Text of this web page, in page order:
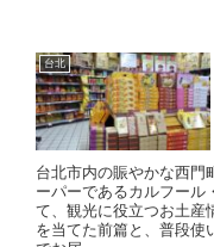
台北
台北市内の賑やかな西門
ーパーであるカルフール
て、観光に役立つお土産
を当てた前篇と、普段使